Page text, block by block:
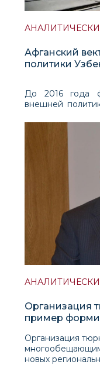
Афганский
политики
До 2016 года
внешней
национальной
Шавката
Организация
пример
Организация
новых